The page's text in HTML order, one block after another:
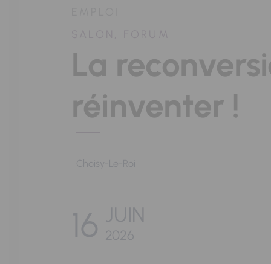
La
réinventer !
Choisy-Le-Roi
16 JUIN
2026